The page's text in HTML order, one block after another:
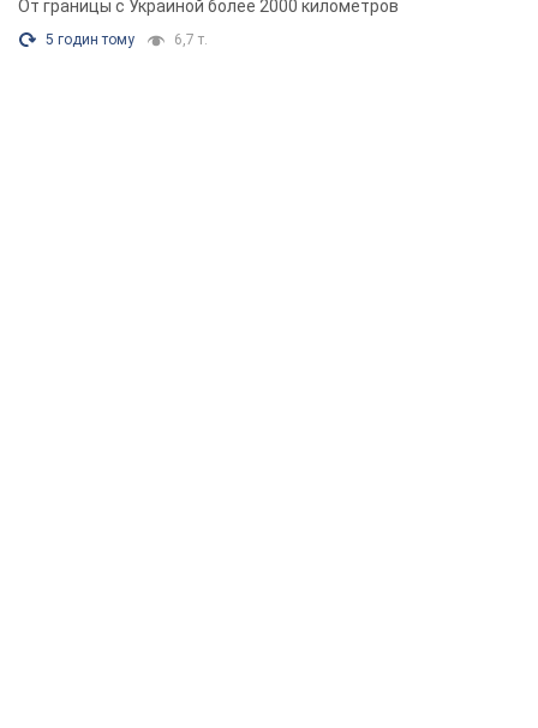
От границы с Украиной более 2000 километров
5 годин тому 6,7 т.